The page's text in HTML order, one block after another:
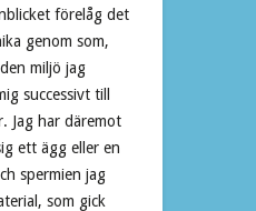
förelåg det
genom som,
miljö jag
successivt till
Jag har däremot
ett ägg eller en
spermien jag
som gick